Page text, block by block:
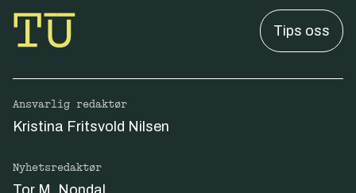
Tips oss
Ansvarlig redaktør
Kristina Fritsvold Nilsen
Nyhetsredaktør
Tor M. Nondal